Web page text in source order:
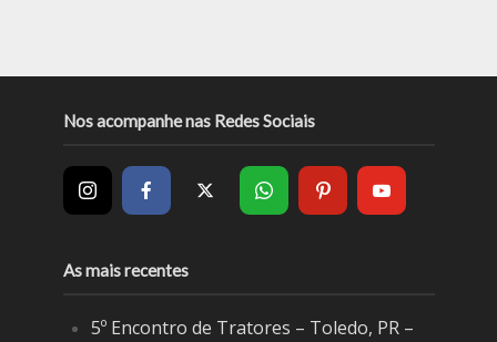
Nos acompanhe nas Redes Sociais
As mais recentes
5º Encontro de Tratores – Toledo, PR –